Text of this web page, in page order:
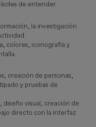
de entender.
la investigación
colores, iconografía y
creación de personas,
y pruebas de
diseño visual, creación de
directo con la interfaz